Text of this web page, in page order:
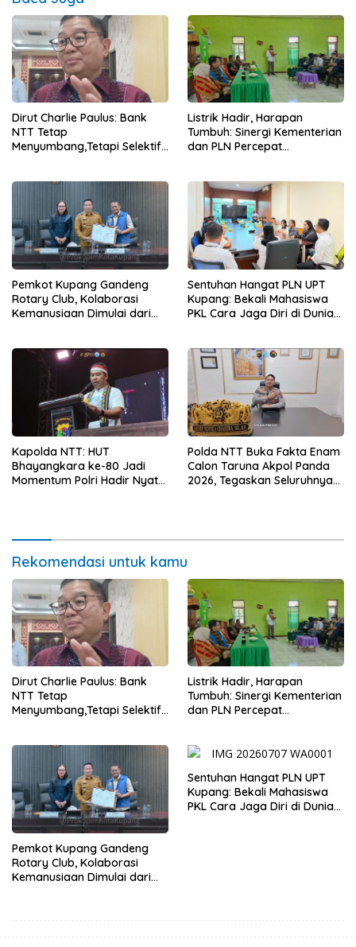
Dirut Charlie Paulus: Bank
NTT Tetap
Menyumbang,Tetapi Selektif
Listrik Hadir, Harapan
Tumbuh: Sinergi Kementerian
dan PLN Percepat
Pemkot Kupang Gandeng
Rotary Club, Kolaborasi
Kemanusiaan Dimulai dari
Sentuhan Hangat PLN UPT
Kupang: Bekali Mahasiswa
PKL Cara Jaga Diri di Dunia
Kapolda NTT: HUT
Bhayangkara ke-80 Jadi
Momentum Polri Hadir Nyata
Polda NTT Buka Fakta Enam
Calon Taruna Akpol Panda
2026, Tegaskan Seluruhnya
Rekomendasi untuk kamu
Dirut Charlie Paulus: Bank
NTT Tetap
Menyumbang,Tetapi Selektif
Listrik Hadir, Harapan
Tumbuh: Sinergi Kementerian
dan PLN Percepat
Pemkot Kupang Gandeng
Rotary Club, Kolaborasi
Kemanusiaan Dimulai dari
Sentuhan Hangat PLN UPT
Kupang: Bekali Mahasiswa
PKL Cara Jaga Diri di Dunia